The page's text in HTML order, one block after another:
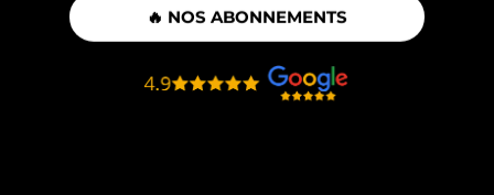
🔥 NOS ABONNEMENTS